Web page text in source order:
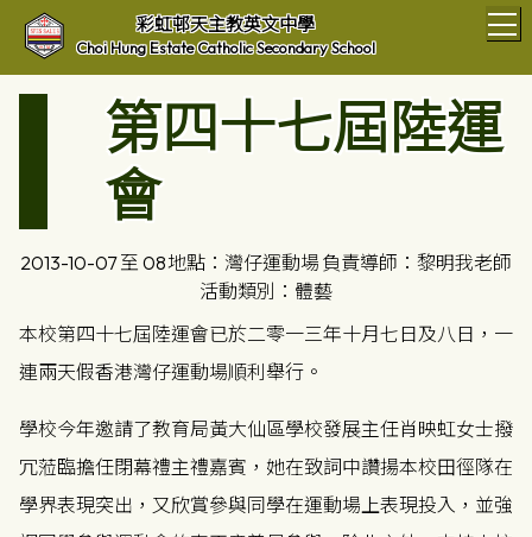
彩虹邨天主教英文中學
Choi Hung Estate Catholic Secondary School
第四十七屆陸運
會
2013-10-07 至 08地點：灣仔運動場 負責導師：黎明我老師
活動類別：體藝
本校第四十七屆陸運會已於二零一三年十月七日及八日，一
連兩天假香港灣仔運動場順利舉行。
學校今年邀請了教育局黃大仙區學校發展主任肖映虹女士撥
冗蒞臨擔任閉幕禮主禮嘉賓，她在致詞中讚揚本校田徑隊在
學界表現突出，又欣賞參與同學在運動場上表現投入，並強